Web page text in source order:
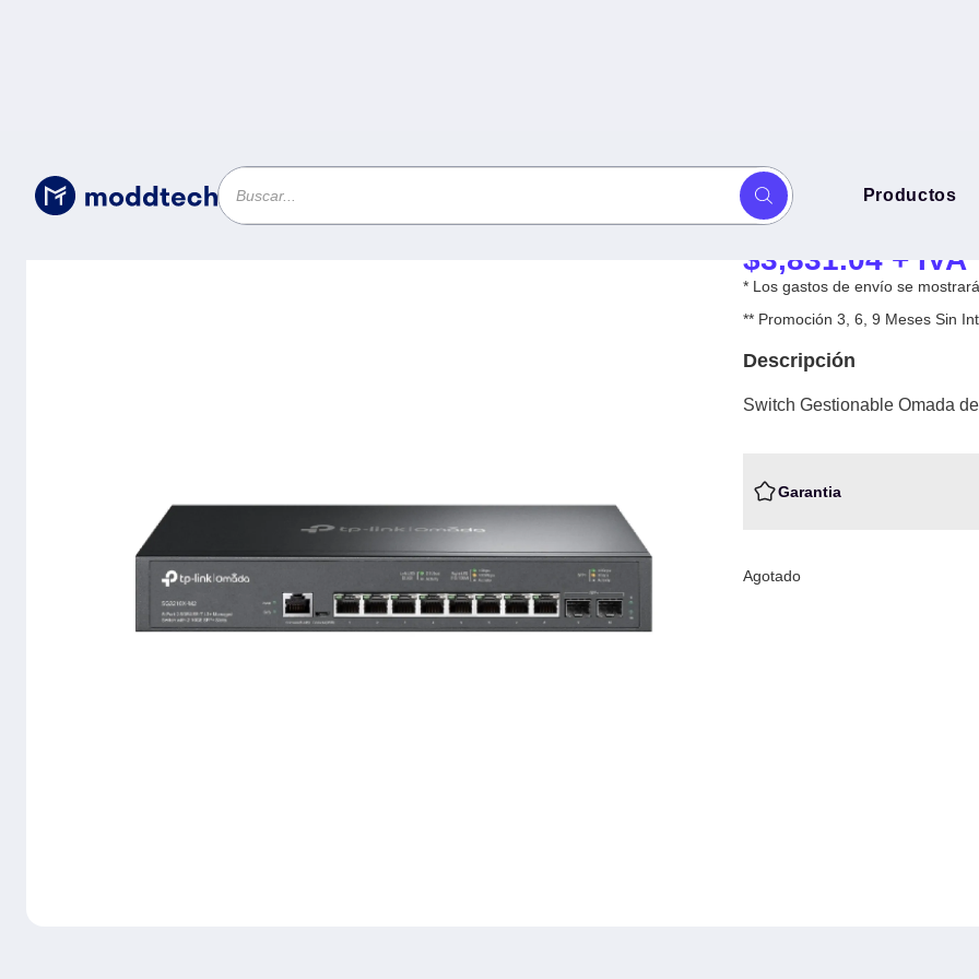
Productos
Sin categoría Switch Gestionable Omada de 8 puertos 2.5G L2 -
Switch
2.5G L2 -
$3,831.04+ IVA
* Los gastos de envío se
** Promoción 3, 6, 9 Meses Sin
Descripción
Switch Gestionable Omada
Garantia
Agotado